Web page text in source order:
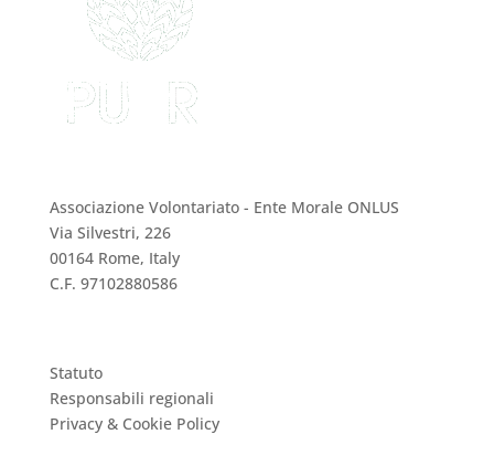
Associazione Volontariato - Ente Morale ONLUS
Via Silvestri, 226
00164 Rome, Italy
C.F. 97102880586
Statuto
Responsabili regionali
Privacy & Cookie Policy